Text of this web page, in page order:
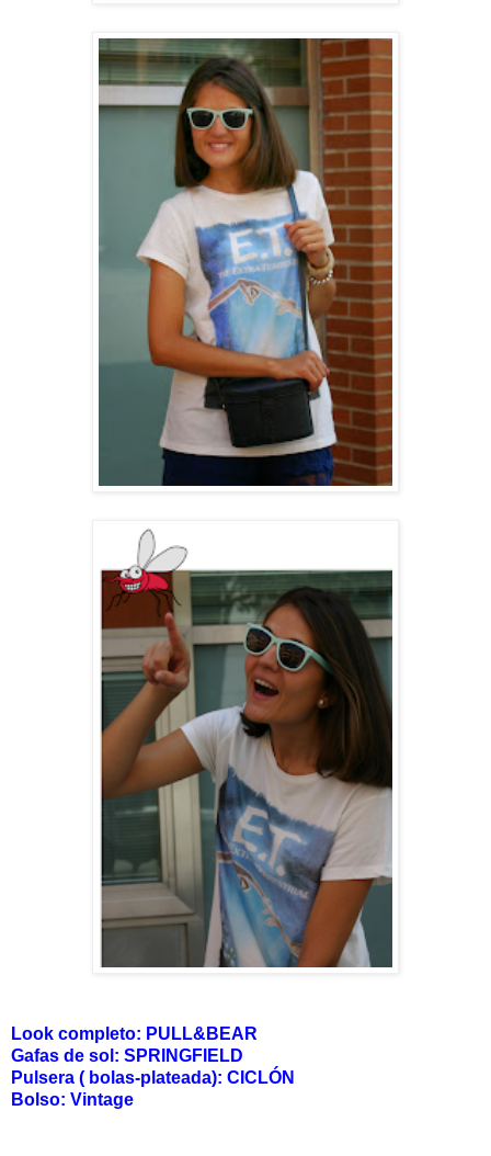
Look completo: PULL&BEAR
Gafas de sol: SPRINGFIELD
Pulsera ( bolas-plateada): CICLÓN
Bolso: Vintage